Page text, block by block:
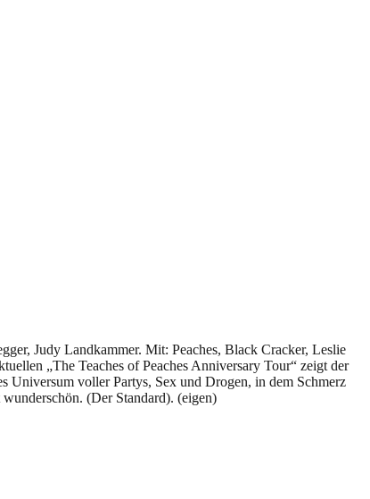
Judy Landkammer. Mit: Peaches, Black Cracker, Leslie
„The Teaches of Peaches Anniversary Tour“ zeigt der
Universum voller Partys, Sex und Drogen, in dem Schmerz
(Der Standard). (eigen)